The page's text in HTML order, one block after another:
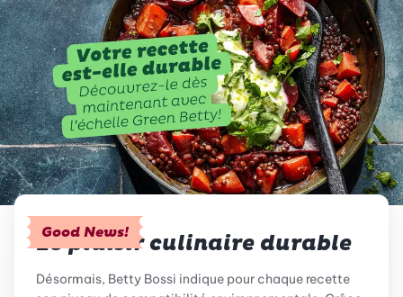
Good News!
Le plaisir culinaire durable
Désormais, Betty Bossi indique pour chaque recette